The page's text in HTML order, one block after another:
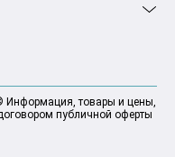
Информация, товары и цены,
публичной оферты